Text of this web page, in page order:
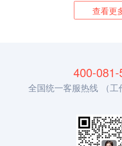
查看更
400-
全国统一客服热线 （工